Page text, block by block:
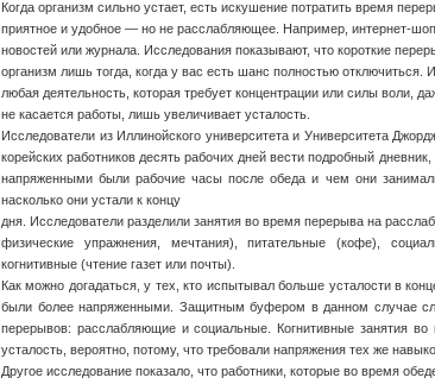
Когда организм сильно устает, есть искушение потратить время
приятное и удобное — но не расслабляющее. Например, интернет-
новостей или журнала. Исследования показывают, что короткие
организм лишь тогда, когда у вас есть шанс полностью отключиться.
любая деятельность, которая требует концентрации или силы воли,
не касается работы, лишь увеличивает усталость.
Исследователи из Иллинойского университета и Университета
корейских работников десять рабочих дней вести подробный
напряженными были рабочие часы после обеда и чем они
насколько они устали к концу
дня. Исследователи разделили занятия во время перерыва на
физические упражнения, мечтания), питательные (кофе),
когнитивные (чтение газет или почты).
Как можно догадаться, у тех, кто испытывал больше усталости в
были более напряженными. Защитным буфером в данном случае
перерывов: расслабляющие и социальные. Когнитивные занятия
усталость, вероятно, потому, что требовали напряжения тех же
Другое исследование показало, что работники, которые во время